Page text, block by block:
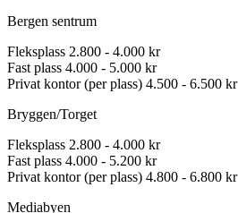
Bergen sentrum
Fleksplass 2.800 - 4.000 kr
Fast plass 4.000 - 5.000 kr
Privat kontor (per plass) 4.500 - 6.500 kr
Bryggen/Torget
Fleksplass 2.800 - 4.000 kr
Fast plass 4.000 - 5.200 kr
Privat kontor (per plass) 4.800 - 6.800 kr
Mediabyen